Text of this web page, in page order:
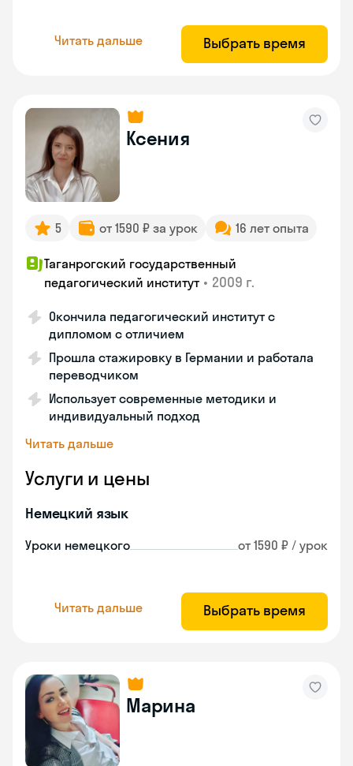
Читать дальше Выбрать время
Ксения
5 от 1590 ₽ за урок 16 лет опыта
Таганрогский государственный
педагогический институт • 2009 г.
Окончила педагогический институт с
дипломом с отличием
Прошла стажировку в Германии и работала
переводчиком
Использует современные методики и
индивидуальный подход
Читать дальше
Услуги и цены
Немецкий язык
Уроки немецкого от 1590 ₽ / урок
Читать дальше Выбрать время
Марина